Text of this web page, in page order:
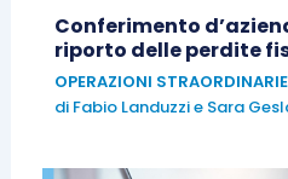
Conferimento
riporto delle perdite
OPERAZIONI STRAORDINARIE
di Fabio Landuzzie Sara